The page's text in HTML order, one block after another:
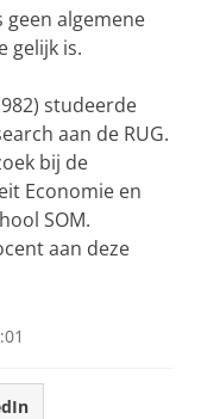
algemene
gelijk is.
studeerde
aan de RUG.
bij de
Economie en
SOM.
aan deze